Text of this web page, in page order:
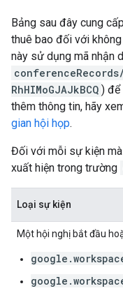
Bảng sau đây cung
thuê bao đối với
này sử dụng mã nhận
conferenceRecords/
RhHIMoGJAJkBCQ ) để
thêm thông tin, hãy
gian hội họp.
Đối với mỗi sự kiện
xuất hiện trong trường
Loại sự kiện
Một hội nghị bắt đầu